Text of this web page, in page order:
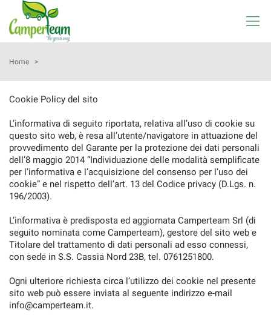
HOME
AZIENDA
LISTA VEICOLI
ACQUISTIAMO USATO
OFFICINA
SHOP
NOLEGGIO
CAMPERTEAM CLUB
Home >
Cookie Policy del sito
L’informativa di seguito riportata, relativa all’uso di cookie su
questo sito web, è resa all’utente/navigatore in attuazione del
provvedimento del Garante per la protezione dei dati personali
dell’8 maggio 2014 “Individuazione delle modalità semplificate
per l’informativa e l’acquisizione del consenso per l’uso dei
cookie” e nel rispetto dell’art. 13 del Codice privacy (D.Lgs. n.
196/2003).
L’informativa è predisposta ed aggiornata Camperteam Srl (di
seguito nominata come Camperteam), gestore del sito web e
Titolare del trattamento di dati personali ad esso connessi,
con sede in S.S. Cassia Nord 23B, tel. 0761251800.
Ogni ulteriore richiesta circa l’utilizzo dei cookie nel presente
sito web può essere inviata al seguente indirizzo e-mail
info@camperteam.it.
Le
tue
preferenze
di
seguente
pannello
ti
consente
di
esprimere
le
tue
preferenze
di
consenso
alle
tecnologie
di
tracciamento
che
adottiamo
per